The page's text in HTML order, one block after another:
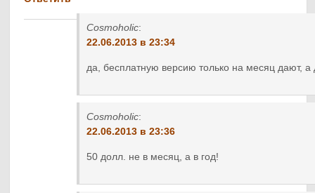
Cosmoholic:
22.06.2013 в 23:34
да, бесплатную версию только на месяц дают,
Cosmoholic:
22.06.2013 в 23:36
50 долл. не в месяц, а в год!